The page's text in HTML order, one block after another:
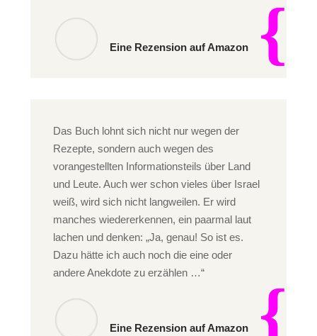
Eine Rezension auf Amazon
Das Buch lohnt sich nicht nur wegen der
Rezepte, sondern auch wegen des
vorangestellten Informationsteils über Land
und Leute. Auch wer schon vieles über Israel
weiß, wird sich nicht langweilen. Er wird
manches wiedererkennen, ein paarmal laut
lachen und denken: „Ja, genau! So ist es.
Dazu hätte ich auch noch die eine oder
andere Anekdote zu erzählen …“
Eine Rezension auf Amazon